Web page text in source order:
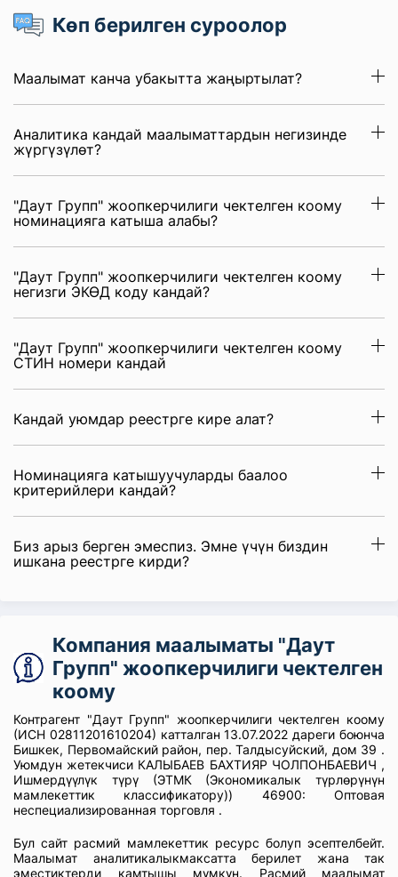
Көп берилген суроолор
Маалымат канча убакытта жаңыртылат?
Аналитика кандай маалыматтардын негизинде
жүргүзүлөт?
"Даут Групп" жоопкерчилиги чектелген коому
номинацияга катыша алабы?
"Даут Групп" жоопкерчилиги чектелген коому
негизги ЭКӨД коду кандай?
"Даут Групп" жоопкерчилиги чектелген коому
СТИН номери кандай
Кандай уюмдар реестрге кире алат?
Номинацияга катышуучуларды баалоо
критерийлери кандай?
Биз арыз берген эмеспиз. Эмне үчүн биздин
ишкана реестрге кирди?
Компания маалыматы "Даут
Групп" жоопкерчилиги чектелген
коому
Контрагент "Даут Групп" жоопкерчилиги чектелген коому
(ИСН 02811201610204) катталган 13.07.2022 дареги боюнча
Бишкек, Первомайский район, пер. Талдысуйский, дом 39 .
Уюмдун жетекчиси КАЛЫБАЕВ БАХТИЯР ЧОЛПОНБАЕВИЧ ,
Ишмердүүлүк түрү (ЭТМК (Экономикалык түрлөрүнүн
мамлекеттик классификатору)) 46900: Оптовая
неспециализированная торговля .
Бул сайт расмий мамлекеттик ресурс болуп эсептелбейт.
Маалымат аналитикалыкмаксатта берилет жана так
эместиктерди камтышы мүмкүн. Расмий маалымат